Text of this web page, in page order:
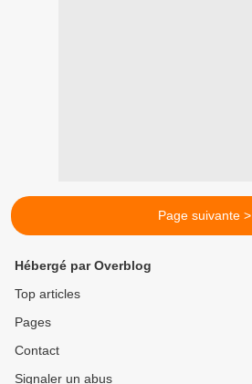
Page suivante >
Hébergé par Overblog
Top articles
Pages
Contact
Signaler un abus